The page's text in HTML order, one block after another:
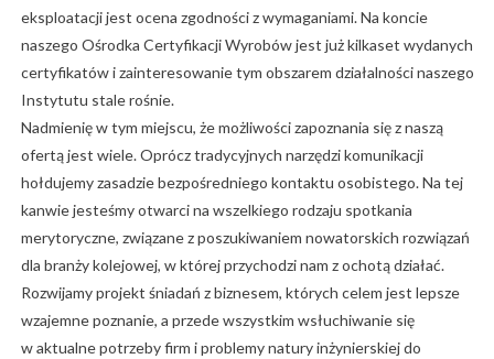
eksploatacji jest ocena zgodności z wymaganiami. Na koncie
naszego Ośrodka Certyfikacji Wyrobów jest już kilkaset wydanych
certyfikatów i zainteresowanie tym obszarem działalności naszego
Instytutu stale rośnie.
Nadmienię w tym miejscu, że możliwości zapoznania się z naszą
ofertą jest wiele. Oprócz tradycyjnych narzędzi komunikacji
hołdujemy zasadzie bezpośredniego kontaktu osobistego. Na tej
kanwie jesteśmy otwarci na wszelkiego rodzaju spotkania
merytoryczne, związane z poszukiwaniem nowatorskich rozwiązań
dla branży kolejowej, w której przychodzi nam z ochotą działać.
Rozwijamy projekt śniadań z biznesem, których celem jest lepsze
wzajemne poznanie, a przede wszystkim wsłuchiwanie się
w aktualne potrzeby firm i problemy natury inżynierskiej do